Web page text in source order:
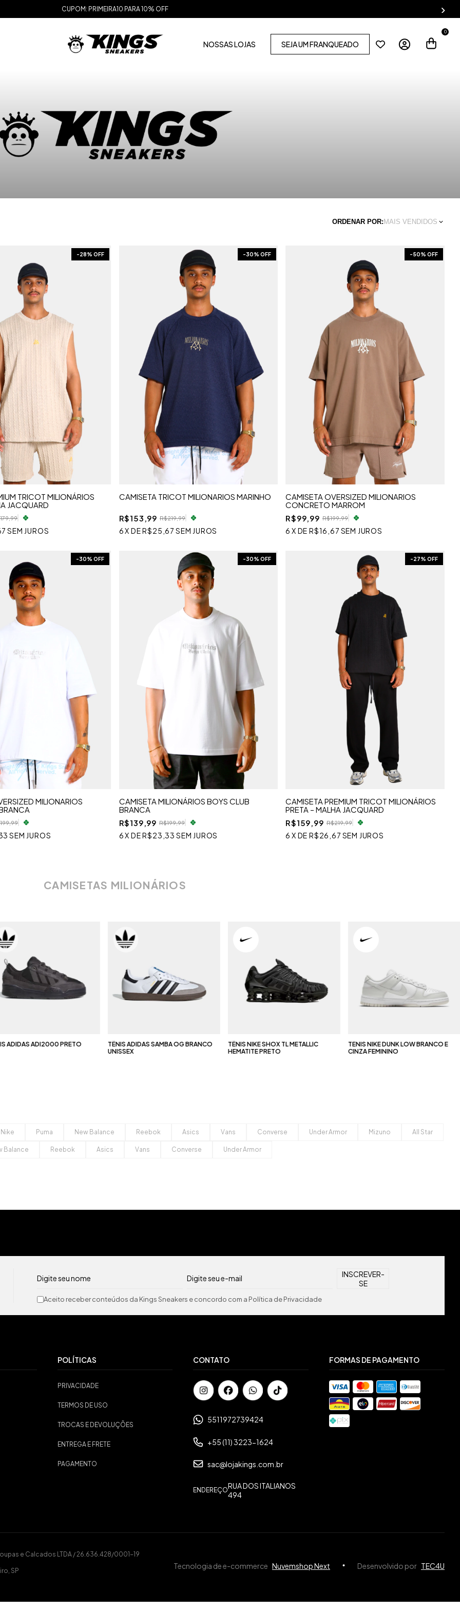
CUPOM: PRIMEIRA10 PARA 10% OFF
NOSSAS LOJAS SEJA UM FRANQUEADO
0
ORDENAR POR: MAIS VENDIDOS
-28% OFF
TRICOT MILIONÁRIOS
JACQUARD
SEM JUROS
-30% OFF
CAMISETA TRICOT MILIONARIOS MARINHO
R$153,99 R$219,99
6X DER$25,67 SEM JUROS
-50% OFF
CAMISETA OVERSIZED MILIONARIOS
CONCRETO MARROM
R$99,99 R$199,99
6 X DER$16,67 SEM JUROS
-30% OFF
MILIONARIOS
SEM JUROS
-30% OFF
CAMISETA MILIONÁRIOS BOYS CLUB
BRANCA
R$139,99 R$199,99
6X DER$23,33 SEM JUROS
-27% OFF
CAMISETA PREMIUM TRICOT MILIONÁRIOS
PRETA – MALHA JACQUARD
R$159,99 R$219,99
6 X DER$26,67 SEM JUROS
CAMISETAS MILIONÁRIOS
ADIDAS ADI2000 PRETO
TÊNIS ADIDAS SAMBA OG BRANCO
UNISSEX
TÊNIS NIKE SHOX TL METALLIC
HEMATITE PRETO
TENIS NIKE DUNK LOW BRANCO E
CINZA FEMININO
Puma New Balance Reebok Asics Vans Converse Under Armor Mizuno All Star
Balance Reebok Asics Vans Converse Under Armor
Aceito receber conteúdos da Kings Sneakers e concordo com a Política de Privacidade
POLÍTICAS
PRIVACIDADE
TERMOS DE USO
TROCAS E DEVOLUÇÕES
ENTREGA E FRETE
PAGAMENTO
CONTATO
5511972739424
+55 (11) 3223-1624
sac@lojakings.com.br
ENDEREÇORUA DOS ITALIANOS
494
FORMAS DE PAGAMENTO
e Calcados LTDA / 26.636.428/0001-19
SP
Tecnologia de e-commerce Nuvemshop Next Desenvolvido por TEC4U